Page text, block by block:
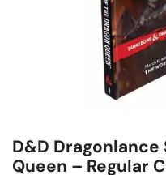
D&D
Queen – Regular